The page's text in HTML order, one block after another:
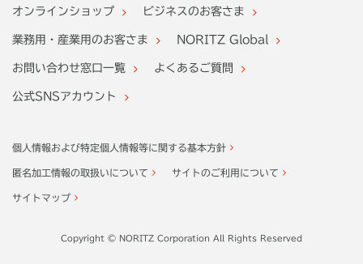
オンラインショップ ビジネスのお客さま
業務用・産業用のお客さま NORITZ Global
お問い合わせ窓口一覧 よくあるご質問
公式SNSアカウント
個人情報および特定個人情報等に関する基本方針
匿名加工情報の取扱いについて サイトのご利用について
サイトマップ
Copyright © NORITZ Corporation All Rights Reserved